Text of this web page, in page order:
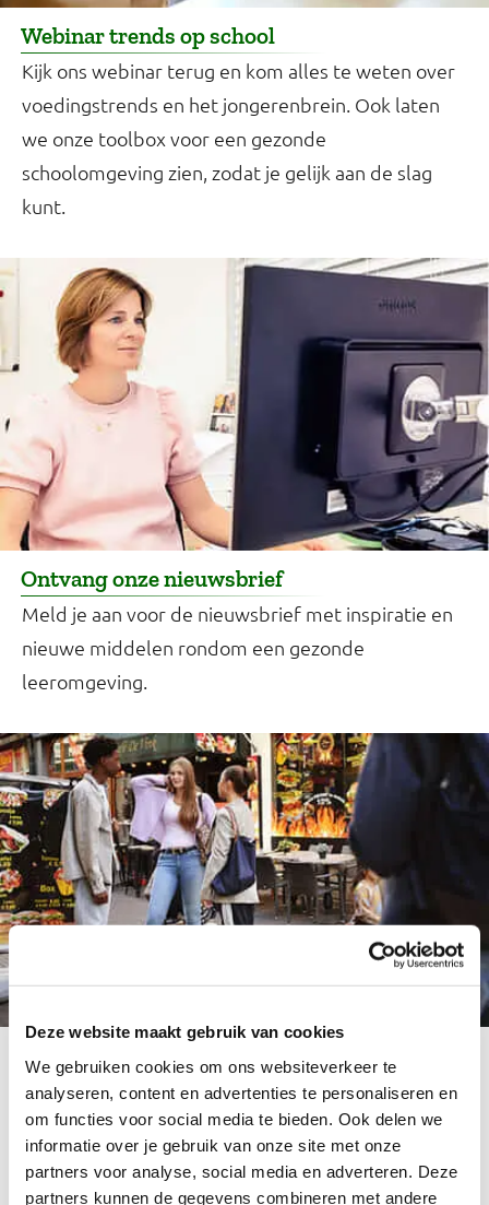
Deze website maakt gebruik van cookies
We gebruiken cookies om ons websiteverkeer te
analyseren, content en advertenties te personaliseren en
om functies voor social media te bieden. Ook delen we
informatie over je gebruik van onze site met onze
partners voor analyse, social media en adverteren. Deze
partners kunnen de gegevens combineren met andere
Webinar trends op school
Kijk ons webinar terug en kom alles te weten over
voedingstrends en het jongerenbrein. Ook laten
we onze toolbox voor een gezonde
schoolomgeving zien, zodat je gelijk aan de slag
kunt.
Ontvang onze nieuwsbrief
Meld je aan voor de nieuwsbrief met inspiratie en
nieuwe middelen rondom een gezonde
leeromgeving.
Volg ons op LinkedIn
Vergeet ons ook niet te volgen op LinkedIn voor
nog meer inspiratie.